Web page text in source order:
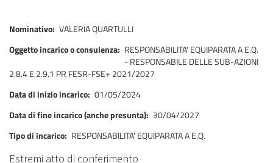
Nominativo VALERIA QUARTULLI
Oggetto incarico o consulenza RESPONSABILITA' EQUIPARATA A E.Q.
- RESPONSABILE DELLE SUB-AZIONI
2.8.4 E 2.9.1 PR FESR-FSE+ 2021/2027
Data di inizio incarico 01/05/2024
Data di fine incarico (anche presunta) 30/04/2027
Tipo di incarico RESPONSABILITA' EQUIPARATA A E.Q.
Estremi atto di conferimento